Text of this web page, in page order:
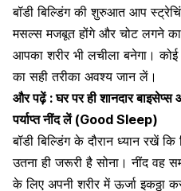
बॉडी बिल्डिंग की शुरुआत आप
मसल्स मजबूत होंगे और चोट लगने का
आपका शरीर भी लचीला बनेगा।
का सही तरीका अवश्य जान लें।
और पढ़ें :घर पर ही शानदार
पर्याप्त नींद लें (Good Sleep)
बॉडी बिल्डिंग के दौरान ध्यान रखें
उतना ही जरूरी है सोना।नींद वह
के लिए अपनी शरीर में ऊर्जा